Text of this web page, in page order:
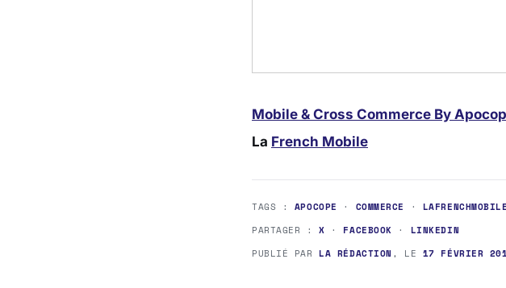
Mobile & Cross Commerce By
La French Mobile
TAGS : APOCOPE · COMMERCE · LAFRENCHMOBILE
PARTAGER :X · FACEBOOK · LINKEDIN
PUBLIÉ PAR LA RÉDACTION , LE 17 FÉVRIER